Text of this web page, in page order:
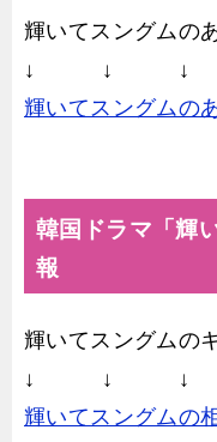
輝いてスングムの
↓ ↓ ↓
輝いてスングムの
韓国ドラマ「輝
報
輝いてスングムの
↓ ↓ ↓
輝いてスングムの